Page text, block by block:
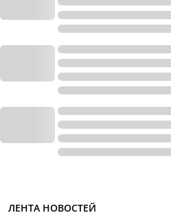
ЛЕНТА НОВОСТЕЙ